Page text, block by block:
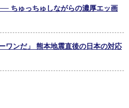
ちゅっちゅしながらの濃厚エッ画
ワンだ」 熊本地震直後の日本の対応